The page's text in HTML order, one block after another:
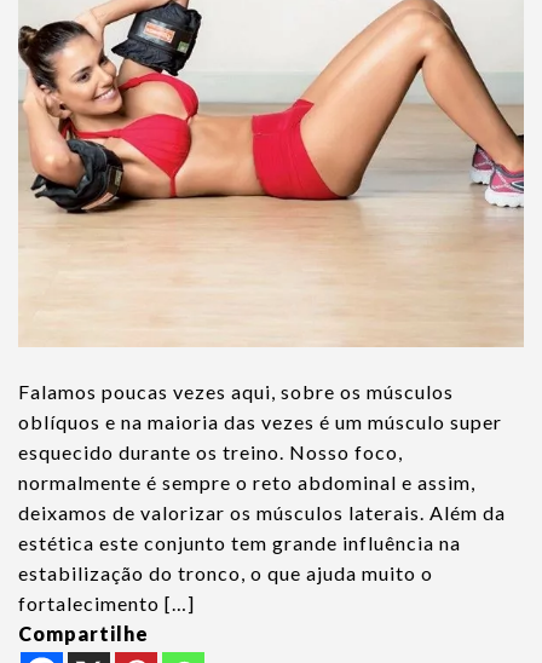
Falamos poucas vezes aqui, sobre os músculos
oblíquos e na maioria das vezes é um músculo super
esquecido durante os treino. Nosso foco,
normalmente é sempre o reto abdominal e assim,
deixamos de valorizar os músculos laterais. Além da
estética este conjunto tem grande influência na
estabilização do tronco, o que ajuda muito o
fortalecimento […]
Compartilhe